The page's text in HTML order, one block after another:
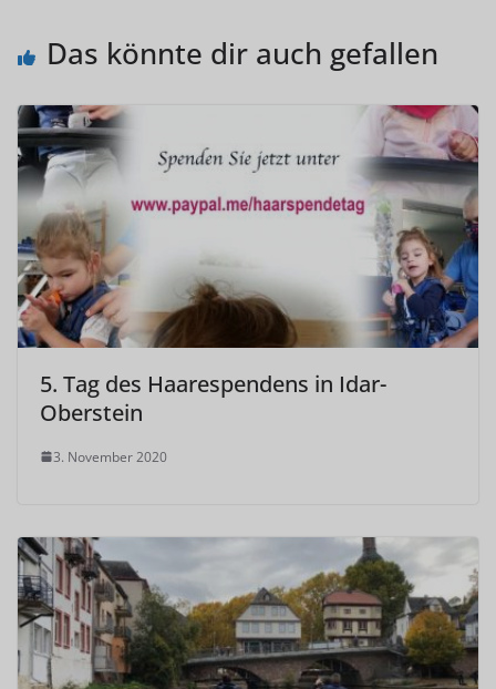
Das könnte dir auch gefallen
5. Tag des Haarespendens in Idar-
Oberstein
3. November 2020